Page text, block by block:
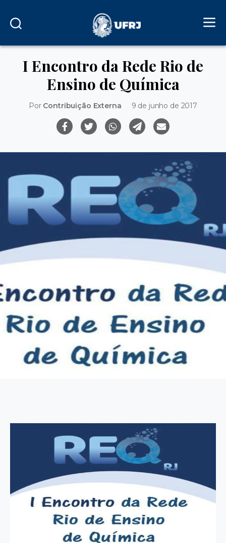
I Encontro da Rede Rio de
Ensino de Química
Por Contribuição Externa 9 de junho de 2017